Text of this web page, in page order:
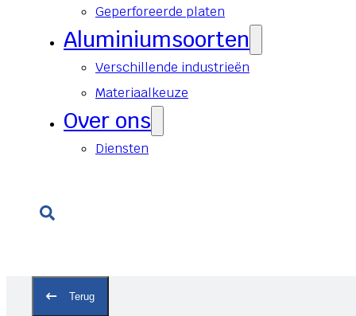
Geperforeerde platen
Aluminiumsoorten
Verschillende industrieën
Materiaalkeuze
Over ons
Diensten
Terug